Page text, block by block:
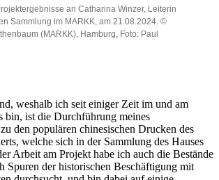
an Catharina Winzer, Leiterin
Sammlung im MARKK, am 21.08.2024. ©
(MARKK), Hamburg, Foto: Paul
weshalb ich seit einiger Zeit im und am
ist die Durchführung meines
zu den populären chinesischen Drucken des
welche sich in der Sammlung des Hauses
Arbeit am Projekt habe ich auch die Bestände
Spuren der historischen Beschäftigung mit